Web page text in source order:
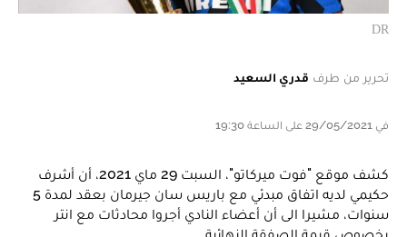
DR
تحرير من طرف قدري السعيد
في 29/05/2021 على الساعة 19:30
كشف موقع "فوت ميركاتو"، السبت 29 ماي 2021، أن أشرف
حكيمي لديه اتفاق مبدئي مع باريس سان جيرمان بعقد لمدة 5
سنوات، مشيرا الى أن أعضاء النادي أجروا محادثات مع انتر